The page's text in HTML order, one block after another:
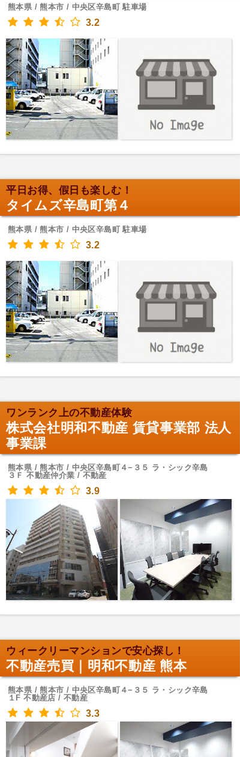
熊本県 / 熊本市 / 中央区辛島町 駐車場
3.2
平日お得、假日も楽しむ！
タイムズ辛島町第４
熊本県 / 熊本市 / 中央区辛島町 駐車場
3.2
ワンランク上の不動産体験
株式会社明和不動産 賃貸事業部 法人
事業課
熊本県 / 熊本市 / 中央区辛島町４−３５ ラ・シック辛島
３Ｆ 不動産仲介業 / 不動産
3.9
ウィークリーマンションで安心探し！
不動産売買｜明和不動産 熊本
熊本県 / 熊本市 / 中央区辛島町４−３５ ラ・シック辛島
１F 不動産店 / 不動産
3.3